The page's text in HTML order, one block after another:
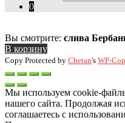
0
Вы смотрите: слива
В корзину
Copy Protected by Chetan's WP-
Мы используем cookie-
нашего сайта. Продолжая
соглашаетесь с